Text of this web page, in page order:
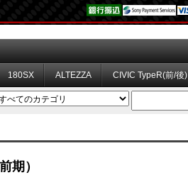
180SX ALTEZZA CIVIC TypeR(前/後)
期）